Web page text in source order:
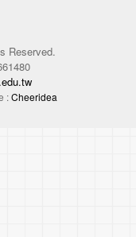
Reserved.
:Cheeridea